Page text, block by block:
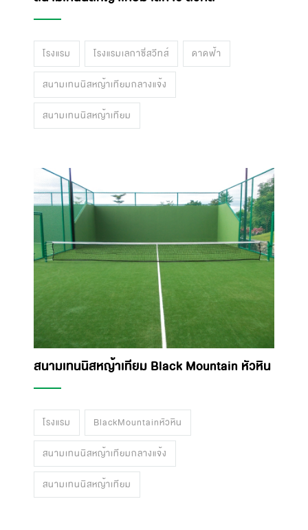
โรงแรม โรงแรมเลกาซี่สวีทส์ ดาดฟ้า
สนามเทนนิสหญ้าเทียมกลางแจ้ง
สนามเทนนิสหญ้าเทียม
สนามเทนนิสหญ้าเทียม Black Mountain หัวหิน
โรงแรม BlackMountainหัวหิน
สนามเทนนิสหญ้าเทียมกลางแจ้ง
สนามเทนนิสหญ้าเทียม